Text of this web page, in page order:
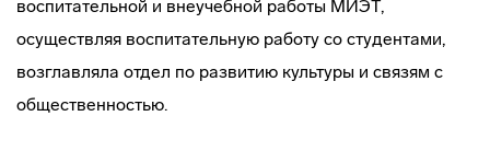
воспитательной и внеучебной работы МИЭТ,
осуществляя воспитательную работу со студентами,
возглавляла отдел по развитию культуры и связям с
общественностью.